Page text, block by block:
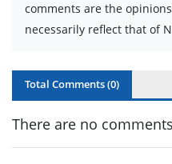
comments are the
necessarily reflect that of
Total Comments (0)
There are no